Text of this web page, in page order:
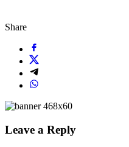
Share
Leave a Reply